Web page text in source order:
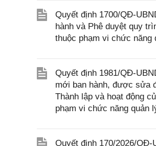
Quyết định 1700/QĐ-
hành và Phê duyệt quy
thuộc phạm vi chức
Quyết định 1981/QĐ-
mới ban hành, được sửa
Thành lập và hoạt động
phạm vi chức năng quản
Quyết định 170/2026/QĐ-